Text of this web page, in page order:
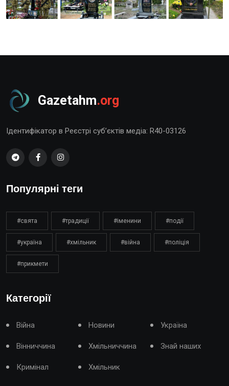
Gazetahm.org
Ідентифікатор в Реєстрі суб’єктів медіа: R40-03126
Популярні теги
#свята #традиції #іменини #події
#україна #хмільник #війна #поліція
#прикмети
Категорії
Війна Новини Україна
Вінниччина Хмільниччина Знай наших
Кримінал Хмільник